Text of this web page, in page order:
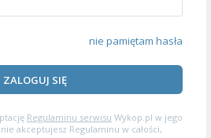
nie pamiętam hasła
ZALOGUJ SIĘ
Regulaminu serwisu Wykop.pl w jego
akceptujesz Regulaminu w całości,